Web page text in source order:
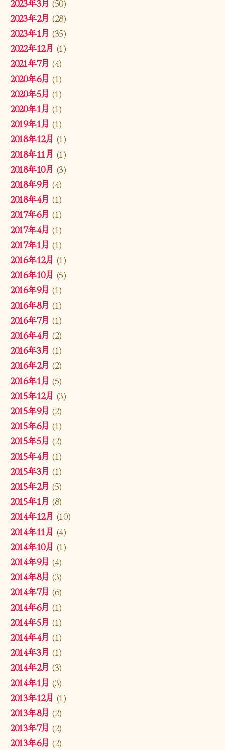
2023年2月 (28)
2023年1月 (35)
2022年12月 (1)
2021年7月 (4)
2020年6月 (1)
2020年5月 (1)
2020年1月 (1)
2019年1月 (1)
2018年12月 (1)
2018年11月 (1)
2018年10月 (3)
2018年9月 (4)
2018年4月 (1)
2017年6月 (1)
2017年4月 (1)
2017年1月 (1)
2016年12月 (1)
2016年10月 (5)
2016年9月 (1)
2016年8月 (1)
2016年7月 (1)
2016年4月 (2)
2016年3月 (1)
2016年2月 (2)
2016年1月 (5)
2015年12月 (3)
2015年9月 (2)
2015年6月 (1)
2015年5月 (2)
2015年4月 (1)
2015年3月 (1)
2015年2月 (5)
2015年1月 (8)
2014年12月 (10)
2014年11月 (4)
2014年10月 (1)
2014年9月 (4)
2014年8月 (3)
2014年7月 (6)
2014年6月 (1)
2014年5月 (1)
2014年4月 (1)
2014年3月 (1)
2014年2月 (3)
2014年1月 (3)
2013年12月 (1)
2013年8月 (2)
2013年7月 (2)
2013年6月 (2)